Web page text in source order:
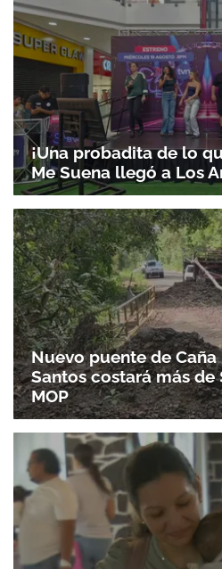
¡Una probadita de lo
Me Suena llegó a Los
Nuevo puente de Caña
Santos costará más
MOP